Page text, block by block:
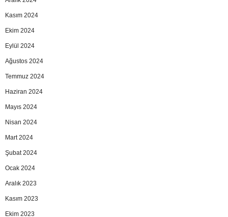
Kasım 2024
Ekim 2024
Eylül 2024
Ağustos 2024
Temmuz 2024
Haziran 2024
Mayıs 2024
Nisan 2024
Mart 2024
Şubat 2024
Ocak 2024
Aralık 2023
Kasım 2023
Ekim 2023